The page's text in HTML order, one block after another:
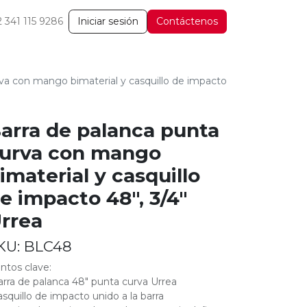
341 115 9286 Iniciar sesión Contáctenos
con mango bimaterial y casquillo de impacto
de palanca punta
con mango
y casquillo
impacto 48", 3/4"
BLC48
clave:
de palanca 48" punta curva Urrea
de impacto unido a la barra